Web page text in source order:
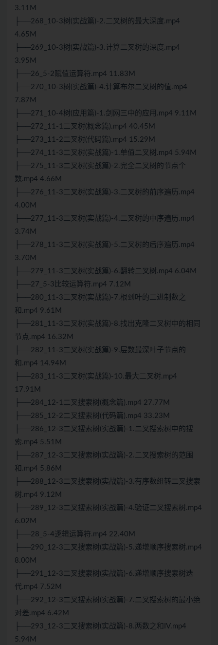
3.11M
├──268_10-3树(实战篇)-2.二叉树的最大深度.mp4
4.65M
├──269_10-3树(实战篇)-3.计算二叉树的深度.mp4
3.95M
├──26_5-2赋值运算符.mp4 11.83M
├──270_10-3树(实战篇)-4.计算布尔二叉树的值.mp4
7.87M
├──271_10-4树(应用篇)-1.剑网三中的应用.mp4 9.11M
├──272_11-1二叉树(概念篇).mp4 40.45M
├──273_11-2二叉树(代码篇).mp4 15.29M
├──274_11-3二叉树(实战篇)-1.单值二叉树.mp4 5.94M
├──275_11-3二叉树(实战篇)-2.完全二叉树的节点个
数.mp4 4.66M
├──276_11-3二叉树(实战篇)-3.二叉树的前序遍历.mp4
4.00M
├──277_11-3二叉树(实战篇)-4.二叉树的中序遍历.mp4
3.74M
├──278_11-3二叉树(实战篇)-5.二叉树的后序遍历.mp4
3.70M
├──279_11-3二叉树(实战篇)-6.翻转二叉树.mp4 6.04M
├──27_5-3比较运算符.mp4 7.12M
├──280_11-3二叉树(实战篇)-7.根到叶的二进制数之
和.mp4 9.61M
├──281_11-3二叉树(实战篇)-8.找出克隆二叉树中的相同
节点.mp4 16.32M
├──282_11-3二叉树(实战篇)-9.层数最深叶子节点的
和.mp4 14.94M
├──283_11-3二叉树(实战篇)-10.最大二叉树.mp4
17.91M
├──284_12-1二叉搜索树(概念篇).mp4 27.77M
├──285_12-2二叉搜索树(代码篇).mp4 33.23M
├──286_12-3二叉搜索树(实战篇)-1.二叉搜索树中的搜
索.mp4 5.51M
├──287_12-3二叉搜索树(实战篇)-2.二叉搜索树的范围
和.mp4 5.86M
├──288_12-3二叉搜索树(实战篇)-3.有序数组转二叉搜索
树.mp4 9.12M
├──289_12-3二叉搜索树(实战篇)-4.验证二叉搜索树.mp4
6.02M
├──28_5-4逻辑运算符.mp4 22.40M
├──290_12-3二叉搜索树(实战篇)-5.递增顺序搜索树.mp4
8.00M
├──291_12-3二叉搜索树(实战篇)-6.递增顺序搜索树迭
代.mp4 7.52M
├──292_12-3二叉搜索树(实战篇)-7.二叉搜索树的最小绝
对差.mp4 6.42M
├──293_12-3二叉搜索树(实战篇)-8.两数之和IV.mp4
5.94M